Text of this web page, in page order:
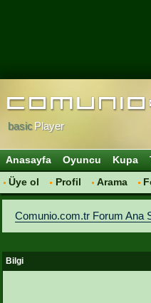
basicPlayer
Anasayfa Oyuncu Kupa
Üye ol
Profil Arama
Comunio.com.tr Forum Ana
Bilgi